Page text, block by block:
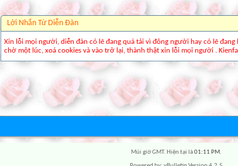
Lời Nhắn Từ Diễn Ðàn
Xin lỗi mọi người, diễn đàn có lẽ đang quá tải vì đông người hay có lẽ đang
chờ một lúc, xoá cookies và vào trở lại, thành thật xin lỗi mọi người . Kienfa
Múi giờ GMT. Hiện tại là01:11 PM.